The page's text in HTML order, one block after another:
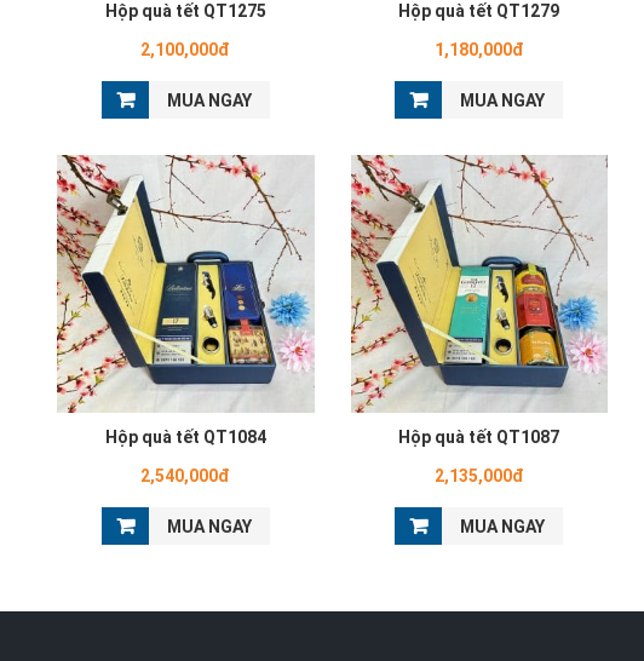
Hộp quà tết QT1275
2,100,000đ
MUA NGAY
Hộp quà tết QT1279
1,180,000đ
MUA NGAY
Hộp quà tết QT1084
2,540,000đ
MUA NGAY
Hộp quà tết QT1087
2,135,000đ
MUA NGAY